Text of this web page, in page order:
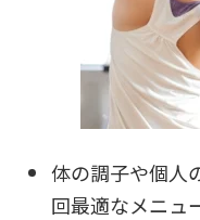
体の調子や個人
回最適なメニュ